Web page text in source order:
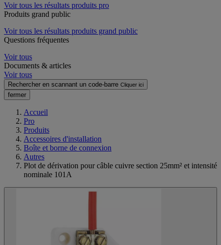
Voir tous les résultats produits pro
Produits grand public
Voir tous les résultats produits grand public
Questions fréquentes
Voir tous
Documents & articles
Voir tous
Rechercher en scannant un code-barre Cliquer ici
fermer
Accueil
Pro
Produits
Accessoires d'installation
Boîte et borne de connexion
Autres
Plot de dérivation pour câble cuivre section 25mm² et intensité
nominale 101A